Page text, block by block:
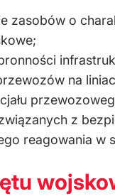
zasobów o
na
z
reagowania